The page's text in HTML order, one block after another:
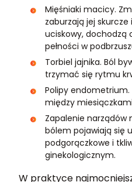
Mięśniaki macicy.
zaburzają jej skurcze
uciskowy, dochodzą
pełności w
Torbiel jajnika. Ból
trzymać się rytmu
Polipy
między
Zapalenie narządów
bólem pojawiają się
podgorączkowe i
ginekologicznym.
W praktyce